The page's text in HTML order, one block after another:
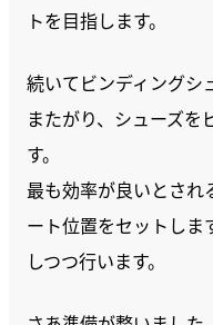
トを目指します。
続いてビンディングシ
またがり、シューズを
す。
最も効率が良いとされ
ート位置をセットしま
しつつ行います。